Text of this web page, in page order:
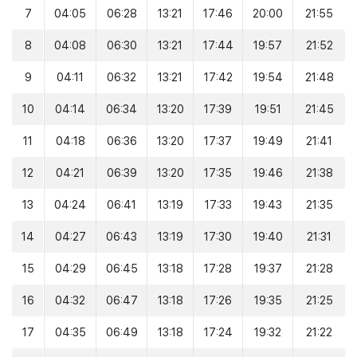
7 04:05 06:28 13:21 17:46 20:00 21:55
8 04:08 06:30 13:21 17:44 19:57 21:52
9 04:11 06:32 13:21 17:42 19:54 21:48
10 04:14 06:34 13:20 17:39 19:51 21:45
11 04:18 06:36 13:20 17:37 19:49 21:41
12 04:21 06:39 13:20 17:35 19:46 21:38
13 04:24 06:41 13:19 17:33 19:43 21:35
14 04:27 06:43 13:19 17:30 19:40 21:31
15 04:29 06:45 13:18 17:28 19:37 21:28
16 04:32 06:47 13:18 17:26 19:35 21:25
17 04:35 06:49 13:18 17:24 19:32 21:22